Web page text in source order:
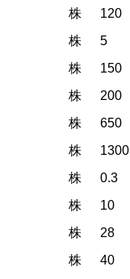
株 120
株
5
株
150
株
200
株
650
株
1300
株 0.3
株
10
株
28
株
40